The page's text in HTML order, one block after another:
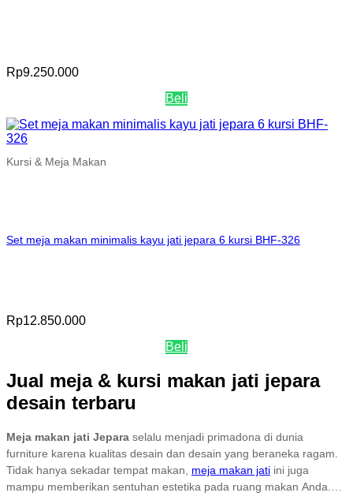
Rp9.250.000
Beli
Kursi & Meja Makan
Set meja makan minimalis kayu jati jepara 6 kursi BHF-326
Rp12.850.000
Beli
Jual meja & kursi makan jati jepara
desain terbaru
Meja makan jati Jepara selalu menjadi primadona di dunia
furniture karena kualitas desain dan desain yang beraneka ragam.
Tidak hanya sekadar tempat makan, meja makan jati ini juga
mampu memberikan sentuhan estetika pada ruang makan Anda.